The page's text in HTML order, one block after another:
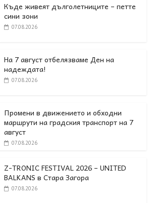
Къде живеят дълголетниците – петте
сини зони
07.08.2026
На 7 август отбелязваме Ден на
надеждата!
07.08.2026
Промени в движението и обходни
маршрути на градския транспорт на 7
август
07.08.2026
Z-TRONIC FESTIVAL 2026 – UNITED
BALKANS в Стара Загора
07.08.2026